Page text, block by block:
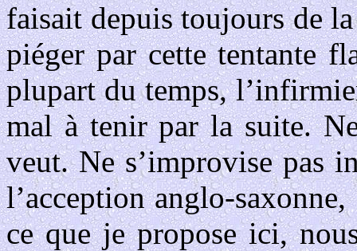
faisait depuis toujours de
piéger par cette tentante
plupart du temps,
mal à tenir par la suite.
veut. Ne s’improvise pas
l’acception anglo-
ce que je propose ici,